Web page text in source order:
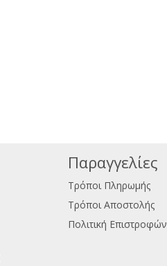
Παραγγελίες
Τρόποι Πληρωμής
Τρόποι Αποστολής
Πολιτική Επιστροφών